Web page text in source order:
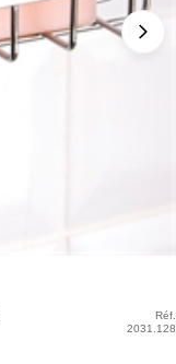
Réf.
2031.128